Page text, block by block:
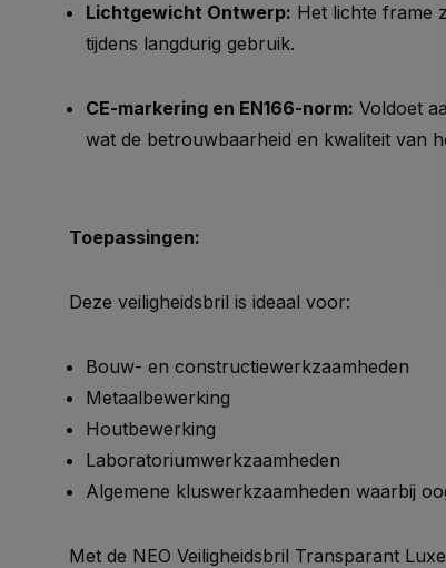
Lichtgewicht Ontwerp: Het lichte frame
tijdens langdurig gebruik.
CE-markering en EN166-norm: Voldoet
wat de betrouwbaarheid en kwaliteit van
Toepassingen:
Deze veiligheidsbril is ideaal voor:
Bouw- en constructiewerkzaamheden
Metaalbewerking
Houtbewerking
Laboratoriumwerkzaamheden
Algemene kluswerkzaamheden waarbij
Met de NEO Veiligheidsbril Transparant